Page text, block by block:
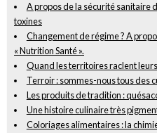
A propos de la sécurité sanitaire
toxines
Changement de régime ? A
« Nutrition Santé ».
Quand les territoires raclent
Terroir : sommes-nous tous des
Les produits de tradition :
Une histoire culinaire très
Coloriages alimentaires : la